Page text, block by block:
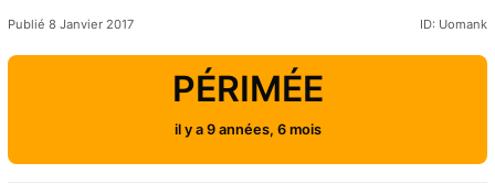
Publié 8 Janvier 2017 ID: Uomank
PÉRIMÉE
il y a 9 années, 6 mois